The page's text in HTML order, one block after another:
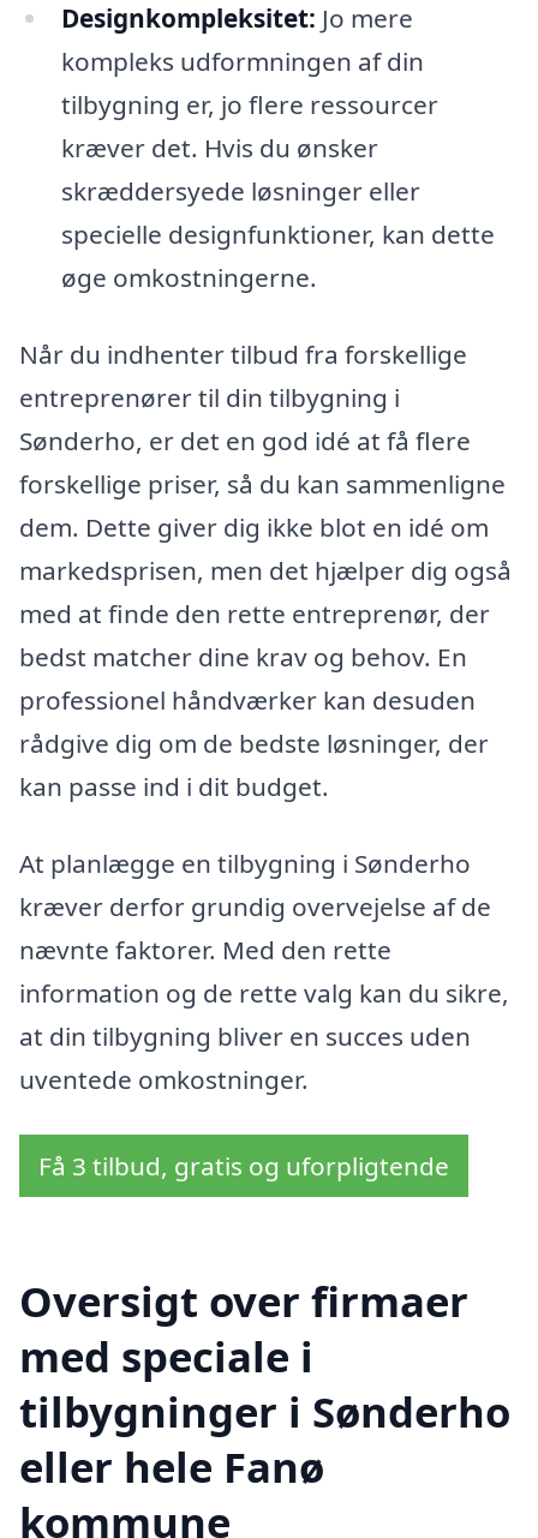
Designkompleksitet: Jo mere
kompleks udformningen af din
tilbygning er, jo flere ressourcer
kræver det. Hvis du ønsker
skræddersyede løsninger eller
specielle designfunktioner, kan dette
øge omkostningerne.
Når du indhenter tilbud fra forskellige
entreprenører til din tilbygning i
Sønderho, er det en god idé at få flere
forskellige priser, så du kan sammenligne
dem. Dette giver dig ikke blot en idé om
markedsprisen, men det hjælper dig også
med at finde den rette entreprenør, der
bedst matcher dine krav og behov. En
professionel håndværker kan desuden
rådgive dig om de bedste løsninger, der
kan passe ind i dit budget.
At planlægge en tilbygning i Sønderho
kræver derfor grundig overvejelse af de
nævnte faktorer. Med den rette
information og de rette valg kan du sikre,
at din tilbygning bliver en succes uden
uventede omkostninger.
Få 3 tilbud, gratis og uforpligtende
Oversigt over firmaer
med speciale i
tilbygninger i Sønderho
eller hele Fanø
kommune